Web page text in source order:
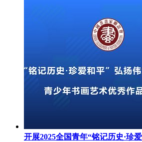
开展2025全国青年“铭记历史·珍